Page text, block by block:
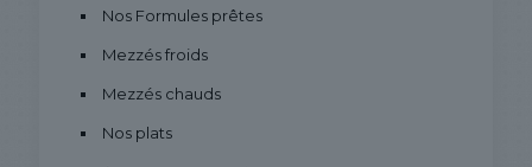
Nos Formules prêtes
Mezzés froids
Mezzés chauds
Nos plats